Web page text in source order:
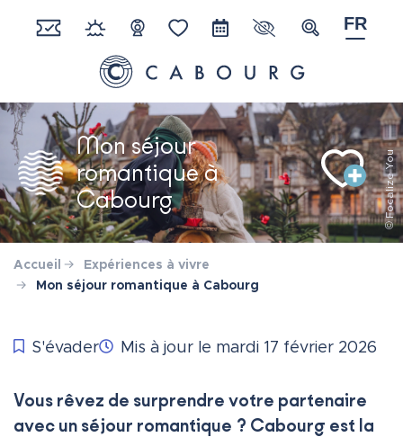
Ville de Cabourg
RéserverMétéoWebcamFavorisAgendaParamètres
Recherche
FR
Mon séjour
romantique à
Cabourg
Ajouter
© Focalize You
Accueil
Expériences à vivre
Mon séjour romantique à Cabourg
S'évader Mis à jour le mardi 17 février 2026
Vous rêvez de surprendre votre partenaire
avec un séjour romantique ? Cabourg est la